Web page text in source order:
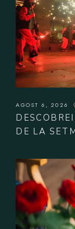
AGOST 6, 2026
DE LA